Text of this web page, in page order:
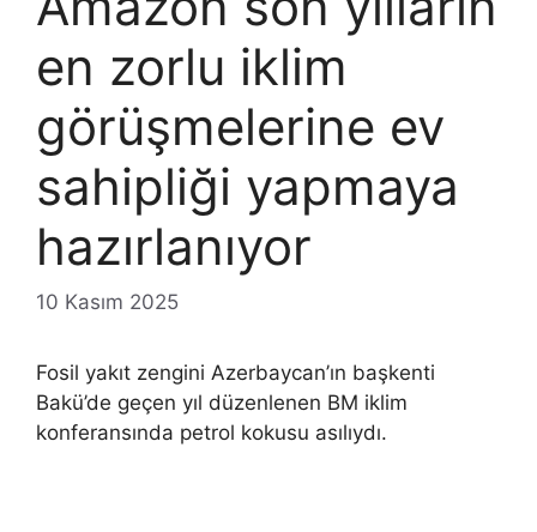
en zorlu iklim
görüşmelerine ev
sahipliği yapmaya
hazırlanıyor
10 Kasım 2025
Fosil yakıt zengini Azerbaycan’ın başkenti
Bakü’de geçen yıl düzenlenen BM iklim
konferansında petrol kokusu asılıydı.